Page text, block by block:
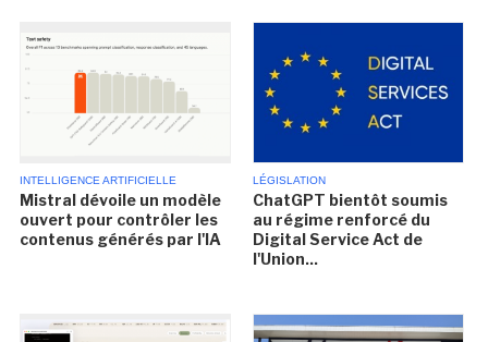
INTELLIGENCE ARTIFICIELLE
Mistral dévoile un modèle
ouvert pour contrôler les
contenus générés par l'IA
LÉGISLATION
ChatGPT bientôt soumis
au régime renforcé du
Digital Service Act de
l'Union...